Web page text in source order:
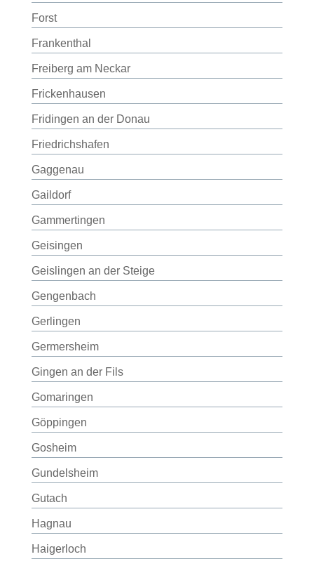
Forst
Frankenthal
Freiberg am Neckar
Frickenhausen
Fridingen an der Donau
Friedrichshafen
Gaggenau
Gaildorf
Gammertingen
Geisingen
Geislingen an der Steige
Gengenbach
Gerlingen
Germersheim
Gingen an der Fils
Gomaringen
Göppingen
Gosheim
Gundelsheim
Gutach
Hagnau
Haigerloch